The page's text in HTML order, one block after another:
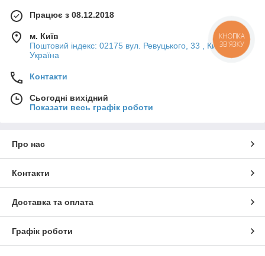
Працює з 08.12.2018
м. Київ
Поштовий індекс: 02175 вул. Ревуцького, 33 , Київ,
Україна
Контакти
Сьогодні вихідний
Показати весь графік роботи
Про нас
Контакти
Доставка та оплата
Графік роботи
КНОПКА
ЗВ'ЯЗКУ